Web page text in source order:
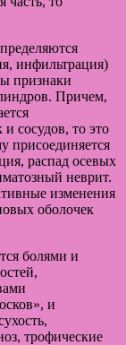
инфильтрация)
признаки
Причем,
сосудов, то это
присоединяется
распад осевых
неврит.
изменения
оболочек
болями и
и
трофические